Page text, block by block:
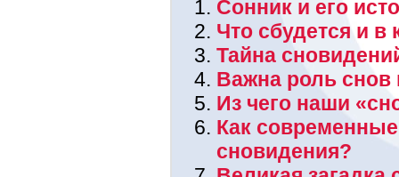
Сонник и его
Что сбудется и в
Тайна
Важна роль снов
Из чего наши
Как
сновидения?